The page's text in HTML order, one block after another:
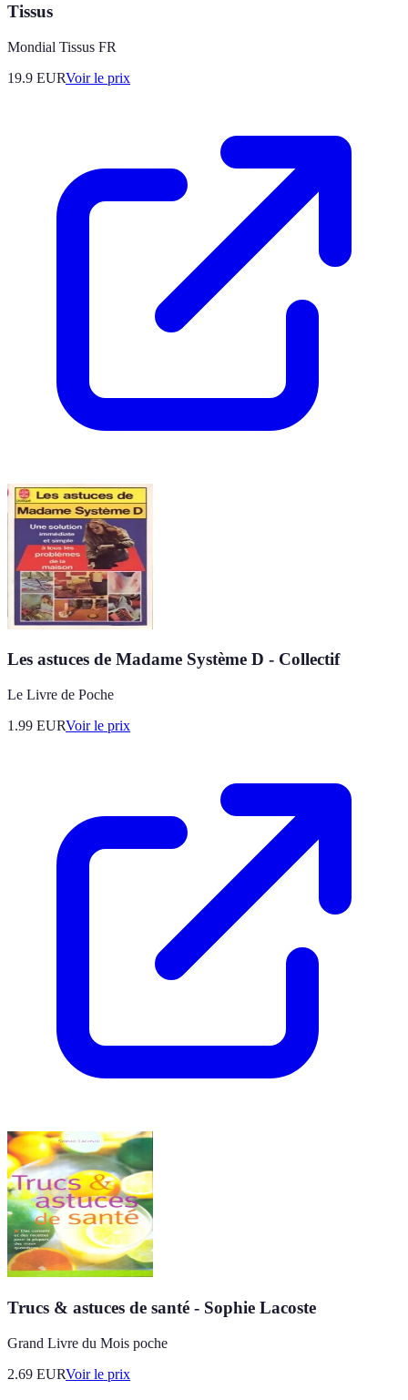
Tissus
Mondial Tissus FR
19.9 EURVoir le prix
Les astuces de Madame Système D - Collectif
Le Livre de Poche
1.99 EURVoir le prix
Trucs & astuces de santé - Sophie Lacoste
Grand Livre du Mois poche
2.69 EURVoir le prix